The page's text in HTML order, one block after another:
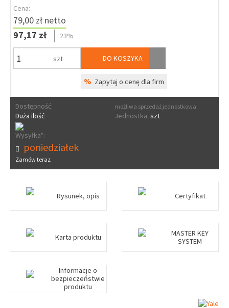
Cena:
79,00 zł netto
97,17 zł
23%
szt DO KOSZYKA
% Zapytaj o cenę dla firm
Dostępność:
Duża ilość
możliwa sprzedaż jednostkowa
Jednostka: szt
Wysyłka*:
poniedziałek
Zamów teraz
Rysunek, opis Certyfikat
Karta produktu
MASTER KEY
SYSTEM
Informacje o
bezpieczeństwie
produktu